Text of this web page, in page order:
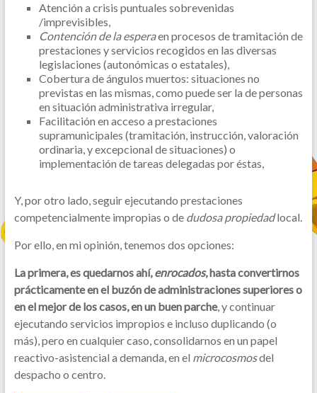
Atención a crisis puntuales sobrevenidas
/imprevisibles,
Contención de la esperaen procesos de tramitación de
prestaciones y servicios recogidos en las diversas
legislaciones (autonómicas o estatales),
Cobertura de ángulos muertos: situaciones no
previstas en las mismas, como puede ser la de personas
en situación administrativa irregular,
Facilitación en acceso a prestaciones
supramunicipales (tramitación, instrucción, valoración
ordinaria, y excepcional de situaciones) o
implementación de tareas delegadas por éstas,
Y, por otro lado, seguir ejecutando prestaciones
competencialmente impropias o de dudosa propiedadlocal.
Por ello, en mi opinión, tenemos dos opciones:
La primera, es quedarnos ahí,enrocados, hasta convertirnos
prácticamente en el buzón de administraciones superiores o
en el mejor de los casos, en un buen parche, y continuar
ejecutando servicios impropios e incluso duplicando (o
más), pero en cualquier caso, consolidarnos en un papel
reactivo-asistencial a demanda, en el microcosmosdel
despacho o centro.